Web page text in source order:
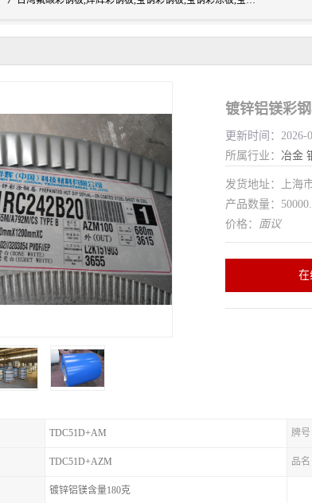
镀锌铝镁彩
更新时间：
所属行业： 冶金
发货地址：上海
产品数量：
价格： 面议
在
TDC51D+AM 牌号
TDC51D+AZM 品名
镀锌铝镁含量180克